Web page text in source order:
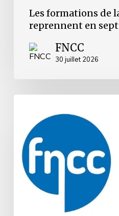
Les formations de
reprennent en
FNCC
30 juillet 2026
FNCC
réaffirme
son
attachement